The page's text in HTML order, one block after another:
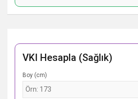
VKI Hesapla (Sağlık)
Boy (cm)